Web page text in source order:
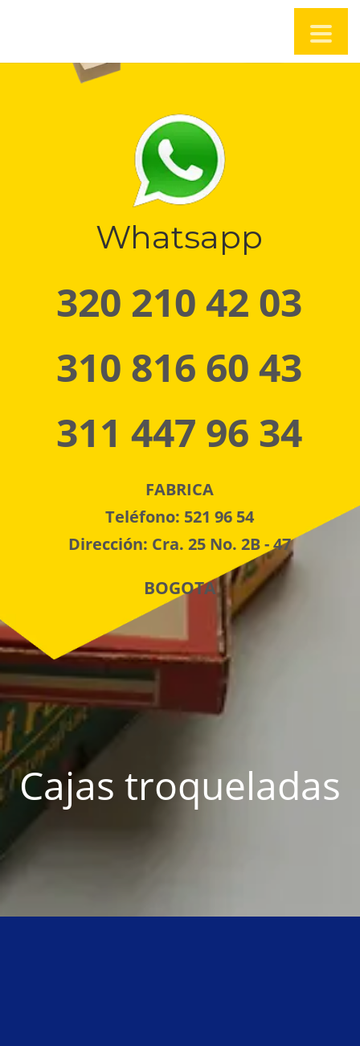
Whatsapp
320 210 42 03
310 816 60 43
311 447 96 34
FABRICA
Teléfono: 521 96 54
Dirección: Cra. 25 No. 2B - 47
BOGOTA
Cajas troqueladas